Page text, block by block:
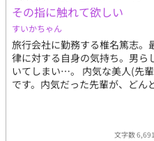
その指に触れて欲しい
すいかちゃん
旅行会社に勤務する椎名篤志。
律に対する自身の気持ち。男ら
いてしまい…。 内気な美人(先
です。内気だった先輩が、どん
文字数 6,691